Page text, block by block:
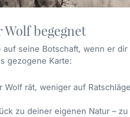
begegnet
seine Botschaft, wenn er
gezogene Karte:
Wolf rät, weniger auf
zu deiner eigenen Natur –